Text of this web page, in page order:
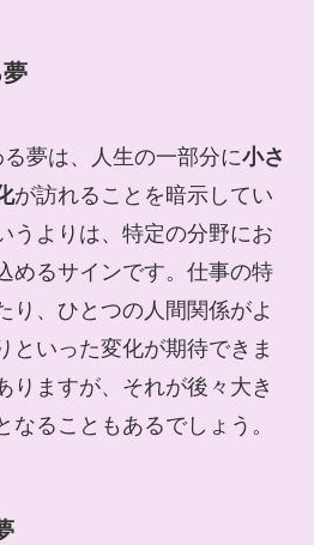
夢は、人生の一部分に小さ
が訪れることを暗示してい
うよりは、特定の分野にお
めるサインです。仕事の特
り、ひとつの人間関係がよ
といった変化が期待できま
りますが、それが後々大き
なることもあるでしょう。